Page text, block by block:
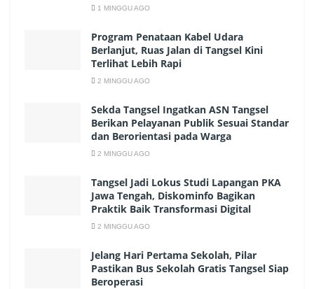
1 MINGGU AGO
Program Penataan Kabel Udara
Berlanjut, Ruas Jalan di Tangsel Kini
Terlihat Lebih Rapi
2 MINGGU AGO
Sekda Tangsel Ingatkan ASN Tangsel
Berikan Pelayanan Publik Sesuai Standar
dan Berorientasi pada Warga
2 MINGGU AGO
Tangsel Jadi Lokus Studi Lapangan PKA
Jawa Tengah, Diskominfo Bagikan
Praktik Baik Transformasi Digital
2 MINGGU AGO
Jelang Hari Pertama Sekolah, Pilar
Pastikan Bus Sekolah Gratis Tangsel Siap
Beroperasi